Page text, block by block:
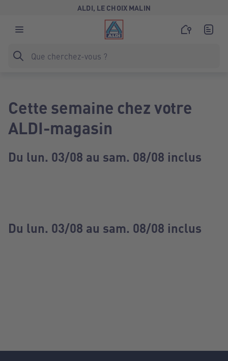
ALDI, LE CHOIX MALIN
Cette semaine chez votre
ALDI-magasin
Du lun. 03/08 au sam. 08/08 inclus
Du lun. 03/08 au sam. 08/08 inclus